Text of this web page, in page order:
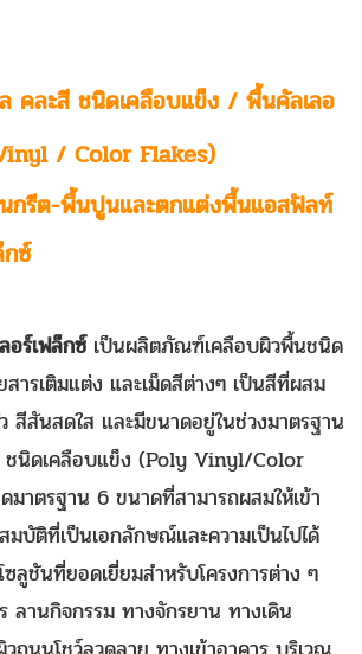
คละสี ชนิดเคลือบแข็ง / พื้นคัลเลอ
/ Color Flakes)
กรีต-พื้นปูนและตกแต่งพื้นแอสฟัลท์
กซ์
อร์เฟล็กซ์เป็นผลิตภัณฑ์เคลือบผิวพื้นชนิด
ารเติมแต่ง และเม็ดสีต่างๆ เป็นสีที่ผสม
สีสันสดใส และมีขนาดอยู่ในช่วงมาตรฐาน
ชนิดเคลือบแข็ง (Poly Vinyl/Color
าตรฐาน 6 ขนาดที่สามารถผสมให้เข้า
บัติที่เป็นเอกลักษณ์และความเป็นไปได้
ลูชันที่ยอดเยี่ยมสำหรับโครงการต่าง ๆ
ลานกิจกรรม ทางจักรยาน ทางเดิน